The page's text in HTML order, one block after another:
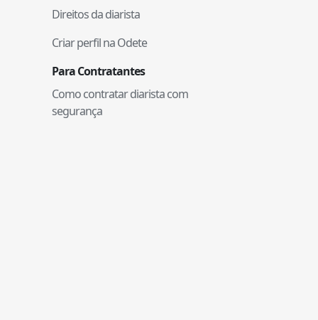
Direitos da diarista
Criar perfil na Odete
Para Contratantes
Como contratar diarista com
segurança